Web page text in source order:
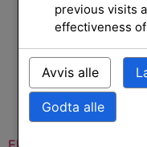
previous visits
effectiveness
Avvis alle
Godta alle